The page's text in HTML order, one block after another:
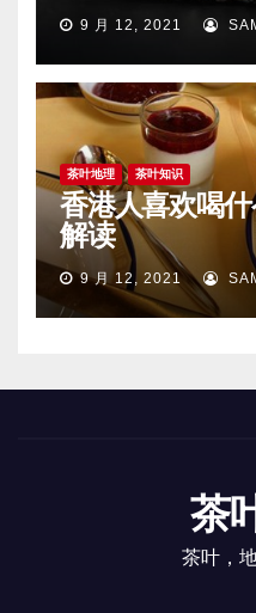
9 月 12, 2021
茶叶地理 茶叶知识
香港人喜欢喝
解读
9 月 12, 2021
茶
茶叶，